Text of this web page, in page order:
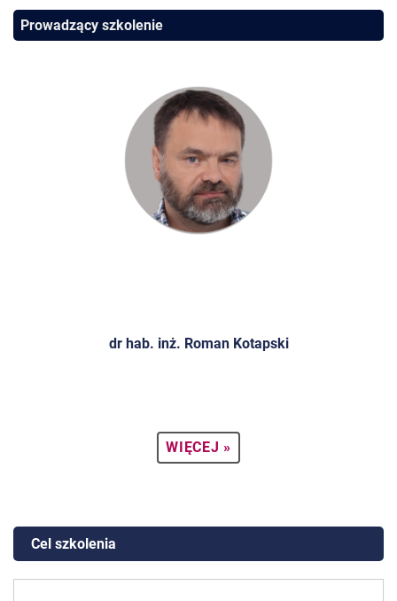
Prowadzący szkolenie
dr hab. inż. Roman Kotapski
WIĘCEJ »
Cel szkolenia